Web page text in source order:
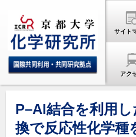
サイト
アク
P–Al結合を利用
換で反応性化学種